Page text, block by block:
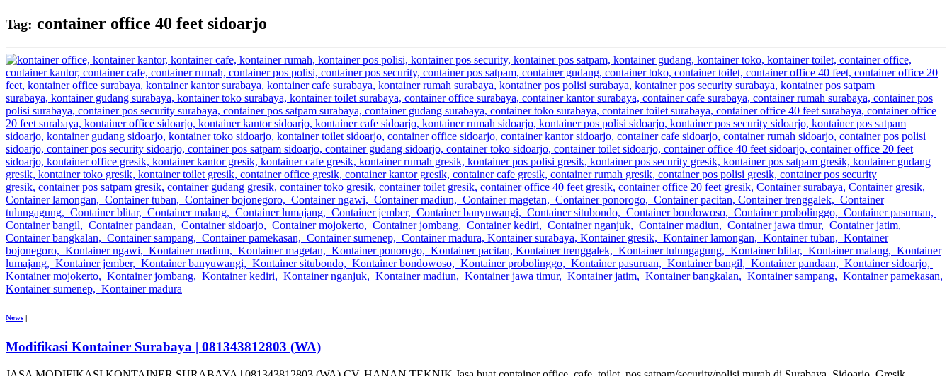
Tag: container office 40 feet sidoarjo
News
Modifikasi Kontainer Surabaya | 081343812803 (WA)